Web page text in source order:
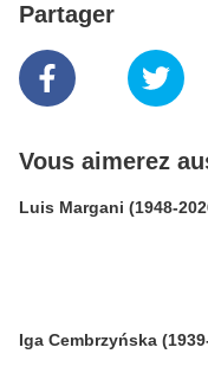
Partager
Vous aimerez
Luis Margani (1948-
Iga Cembrzyńska